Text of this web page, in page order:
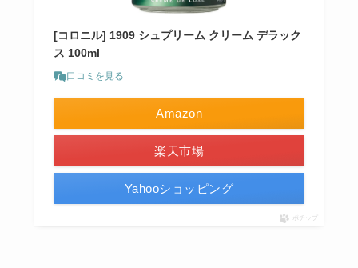
[コロニル] 1909 シュプリーム クリーム デラック
ス 100ml
口コミを見る
Amazon
楽天市場
Yahooショッピング
ポチップ